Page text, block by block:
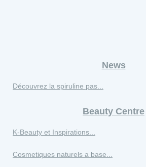
News
Découvrez la spiruline pas...
Beauty Centre
K‑Beauty et Inspirations...
Cosmetiques naturels a base...